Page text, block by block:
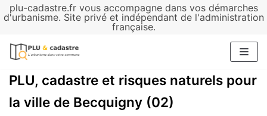
plu-cadastre.fr vous accompagne dans vos démarches
d'urbanisme. Site privé et indépendant de l'administration
française.
Aller
contenu
PLU, cadastre et risques naturels pour
la ville de Becquigny (02)